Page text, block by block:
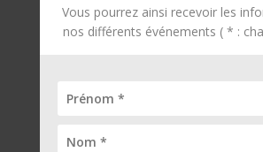
Vous pourrez ainsi recevoir les
nos différents événements ( * :